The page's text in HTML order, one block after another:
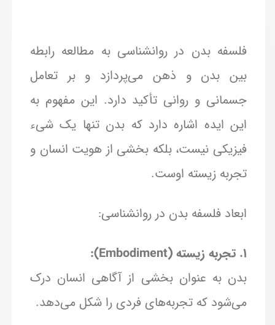
فلسفه بدن در روانشناسی به مطالعه رابطه
بین بدن و ذهن می‌پردازد و بر تعامل
جسمانی و روانی تأکید دارد. این مفهوم به
این ایده اشاره دارد که بدن تنها یک شیء
فیزیکی نیست، بلکه بخشی از هویت انسان و
تجربه زیسته اوست.
ابعاد فلسفه بدن در روانشناسی:
1. تجربه زیسته (Embodiment):
بدن به عنوان بخشی از آگاهی انسان درک
می‌شود که تجربه‌های فردی را شکل می‌دهد.